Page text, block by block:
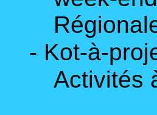
- Kot-à-
Activités